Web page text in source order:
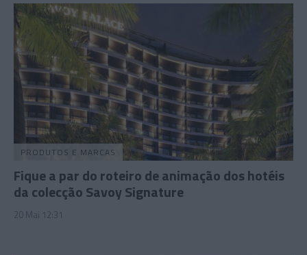
PRODUTOS E MARCAS
Fique a par do roteiro de animação dos hotéis
da colecção Savoy Signature
20 Mai 12:31